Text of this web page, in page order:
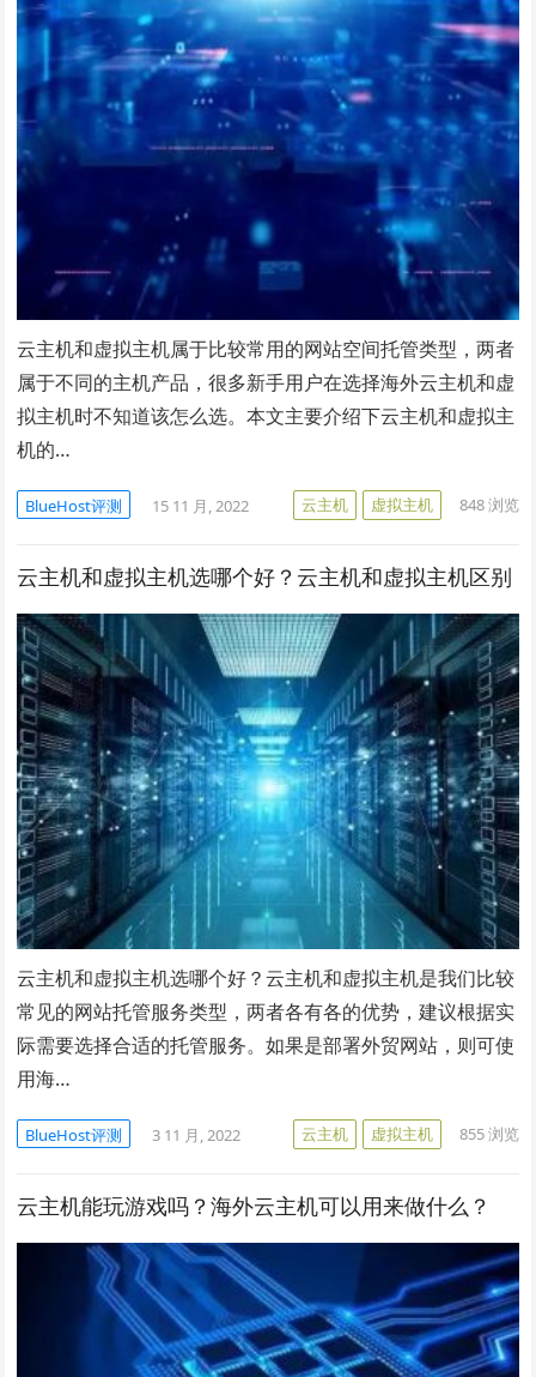
云主机和虚拟主机属于比较常用的网站空间托管类型，两者
属于不同的主机产品，很多新手用户在选择海外云主机和虚
拟主机时不知道该怎么选。本文主要介绍下云主机和虚拟主
机的…
BlueHost评测 15 11 月, 2022 云主机 虚拟主机 848浏览
云主机和虚拟主机选哪个好？云主机和虚拟主机区别
云主机和虚拟主机选哪个好？云主机和虚拟主机是我们比较
常见的网站托管服务类型，两者各有各的优势，建议根据实
际需要选择合适的托管服务。如果是部署外贸网站，则可使
用海…
BlueHost评测 3 11 月, 2022 云主机 虚拟主机 855浏览
云主机能玩游戏吗？海外云主机可以用来做什么？